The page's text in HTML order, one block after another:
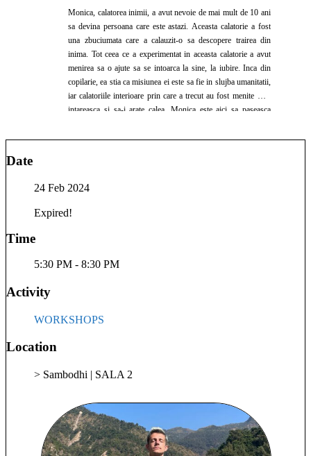
Monica, calatorea inimii, a avut nevoie de mai mult de 10 ani
sa devina persoana care este astazi. Aceasta calatorie a fost
una zbuciumata care a calauzit-o sa descopere trairea din
inima. Tot ceea ce a experimentat in aceasta calatorie a avut
menirea sa o ajute sa se intoarca la sine, la iubire. Inca din
copilarie, ea stia ca misiunea ei este sa fie in slujba umanitatii,
iar calatoriile interioare prin care a trecut au fost menite sa o
intareasca si sa-i arate calea. Monica este aici sa paseasca
Kundalini Yoga care i-au deschis poarta catre frumusetea
Date
24 Feb 2024
Expired!
Time
5:30 PM - 8:30 PM
Activity
WORKSHOPS
Location
> Sambodhi | SALA 2